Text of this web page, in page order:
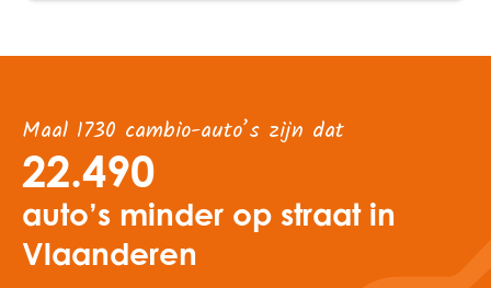
Maal 1730 cambio-auto’s zijn dat
22.490
auto’s minder op straat in
Vlaanderen